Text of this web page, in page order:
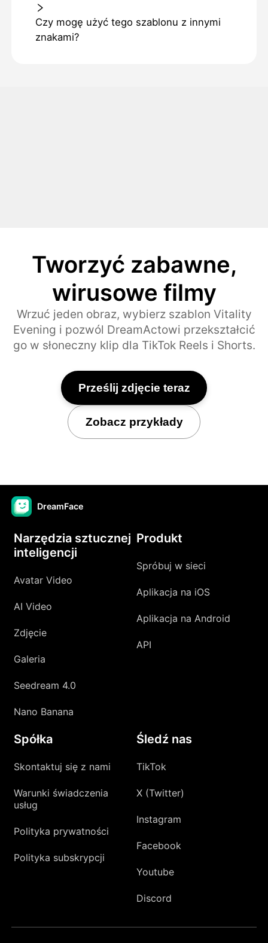
Czy mogę użyć tego szablonu z innymi
znakami?
Tworzyć zabawne,
wirusowe filmy
Wrzuć jeden obraz, wybierz szablon Vitality
Evening i pozwól DreamActowi przekształcić
go w słoneczny klip dla TikTok Reels i Shorts.
Prześlij zdjęcie teraz
Zobacz przykłady
DreamFace
Narzędzia sztucznej
inteligencji
Avatar Video
AI Video
Zdjęcie
Galeria
Seedream 4.0
Nano Banana
Produkt
Spróbuj w sieci
Aplikacja na iOS
Aplikacja na Android
API
Spółka
Skontaktuj się z nami
Warunki świadczenia
usług
Polityka prywatności
Polityka subskrypcji
Śledź nas
TikTok
X (Twitter)
Instagram
Facebook
Youtube
Discord